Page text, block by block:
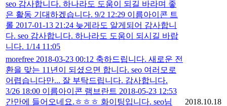
seo 감사합니다. 하나라도 도움이 되길 바라며 좋
은 활동 기대하겠습니다. 9/2 12:29 이름아이콘 트
롤 2017-01-13 21:24 늦게라도 알게되어 감사합니
다. seo 감사합니다. 하나라도 도움이 되시길 바랍
니다. 1/14 11:05
morefree 2018-03-23 00:12 축하드립니다. 새로운 전
환을 맞는 11년이 되셨으면 합니다. seo 여러모로
어렵습니다만... 잘 부탁드립니다. 감사합니다.
3/26 18:00 이름아이콘 램브란트 2018-05-23 12:53
간만에 들어오네요.ㅎㅎㅎ 화이팅입니다. seo님
2018.10.18